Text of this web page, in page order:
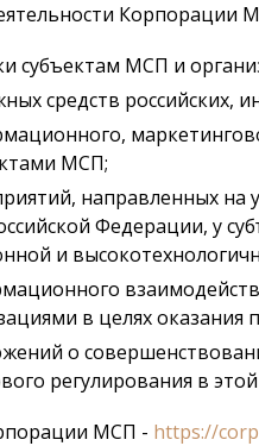
Корпорации
субъектам МСП и
средств
МСП;
направленных на
Федерации, у
и
в целях
о
регулирования в этой
МСП - https://